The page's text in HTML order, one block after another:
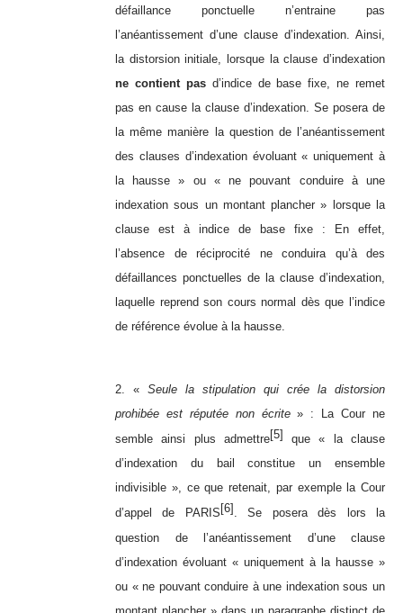
défaillance ponctuelle n’entraine pas
l’anéantissement d’une clause d’indexation. Ainsi,
la distorsion initiale, lorsque la clause d’indexation
ne contient pasd’indice de base fixe, ne remet
pas en cause la clause d’indexation. Se posera de
la même manière la question de l’anéantissement
des clauses d’indexation évoluant « uniquement à
la hausse » ou « ne pouvant conduire à une
indexation sous un montant plancher » lorsque la
clause est à indice de base fixe : En effet,
l’absence de réciprocité ne conduira qu’à des
défaillances ponctuelles de la clause d’indexation,
laquelle reprend son cours normal dès que l’indice
de référence évolue à la hausse.
2. « Seule la stipulation qui crée la distorsion
prohibée est réputée non écrite» : La Cour ne
semble ainsi plus admettre[5]
que « la clause
d’indexation du bail constitue un ensemble
indivisible », ce que retenait, par exemple la Cour
d’appel de PARIS [6] . Se posera dès lors la
question de l’anéantissement d’une clause
d’indexation évoluant « uniquement à la hausse »
ou « ne pouvant conduire à une indexation sous un